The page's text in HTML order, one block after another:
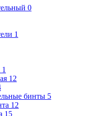
0
1
1
12
бинты 5
12
15